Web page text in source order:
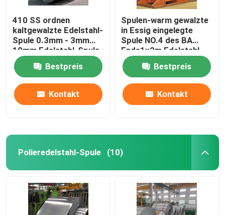
410 SS ordnen
kaltgewalzte Edelstahl-
Spule 0.3mm - 3mm
10mm Edelstahl-Spule
Bestpreis
Kontakt
Spulen-warm gewalzte
in Essig eingelegte
Spule NO.4 des BA
Ende1x2m Edelstahl-
410
Bestpreis
Kontakt
Polieredelstahl-Spule (10)